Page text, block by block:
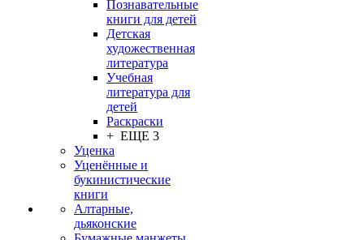
Познавательные
книги для детей
Детская
художественная
литература
Учебная
литература для
детей
Раскраски
+ ЕЩЕ 3
Уценка
Уценённые и
букинистические
книги
Алтарные,
дьяконские